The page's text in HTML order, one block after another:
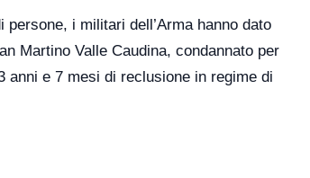
i militari dell’Arma hanno dato
Martino Valle Caudina, condannato per
anni e 7 mesi di reclusione in regime di